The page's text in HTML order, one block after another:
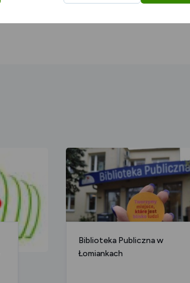
Biblioteka Publiczna w
Łomiankach